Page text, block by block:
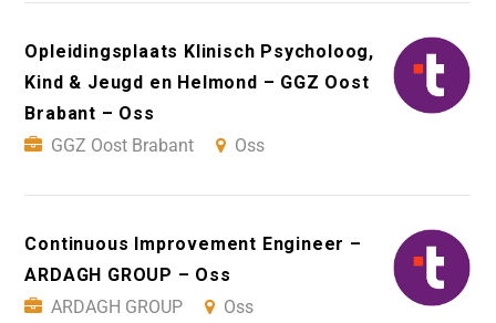
Opleidingsplaats Klinisch Psycholoog,
Kind & Jeugd en Helmond – GGZ Oost
Brabant – Oss
GGZ Oost Brabant
Oss
Continuous Improvement Engineer –
ARDAGH GROUP – Oss
ARDAGH GROUP
Oss